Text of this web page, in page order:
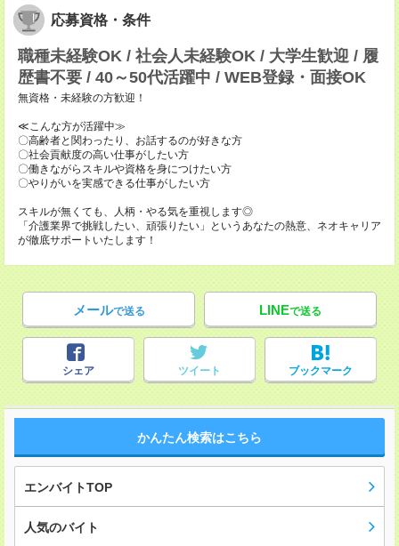
応募資格・条件
職種未経験OK / 社会人未経験OK / 大学生歓迎 / 履
歴書不要 / 40～50代活躍中 / WEB登録・面接OK
無資格・未経験の方歓迎！
≪こんな方が活躍中≫
〇高齢者と関わったり、お話するのが好きな方
〇社会貢献度の高い仕事がしたい方
〇働きながらスキルや資格を身につけたい方
〇やりがいを実感できる仕事がしたい方
スキルが無くても、人柄・やる気を重視します◎
「介護業界で挑戦したい、頑張りたい」というあなたの熱意、ネオキャリア
が徹底サポートいたします！
メールで送る LINEで送る
シェア ツイート ブックマーク
かんたん検索はこちら
エンバイトTOP
人気のバイト